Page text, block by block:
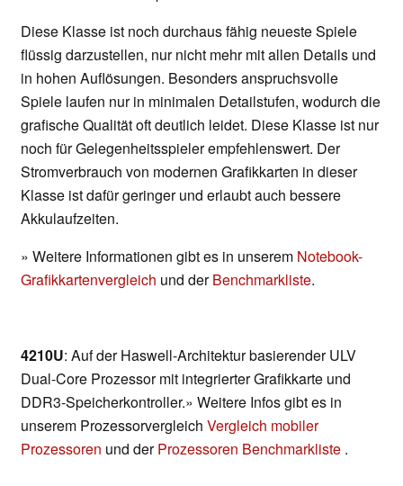
Diese Klasse ist noch durchaus fähig neueste Spiele
flüssig darzustellen, nur nicht mehr mit allen Details und
in hohen Auflösungen. Besonders anspruchsvolle
Spiele laufen nur in minimalen Detailstufen, wodurch die
grafische Qualität oft deutlich leidet. Diese Klasse ist nur
noch für Gelegenheitsspieler empfehlenswert. Der
Stromverbrauch von modernen Grafikkarten in dieser
Klasse ist dafür geringer und erlaubt auch bessere
Akkulaufzeiten.
» Weitere Informationen gibt es in unserem Notebook-
Grafikkartenvergleich und derBenchmarkliste.
4210U: Auf der Haswell-Architektur basierender ULV
Dual-Core Prozessor mit integrierter Grafikkarte und
DDR3-Speicherkontroller.» Weitere Infos gibt es in
unserem Prozessorvergleich Vergleich mobiler
Prozessoren und derProzessoren Benchmarkliste .